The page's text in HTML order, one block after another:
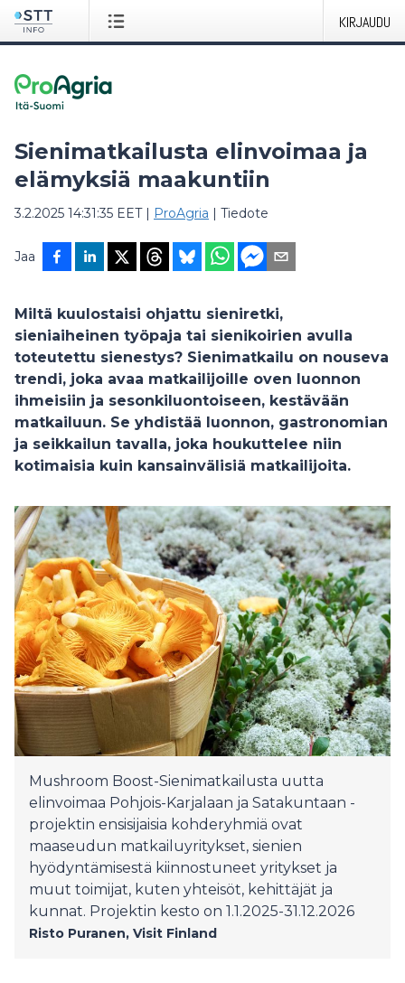
KIRJAUDU
Sienimatkailusta elinvoimaa ja
elämyksiä maakuntiin
3.2.2025 14:31:35 EET| ProAgria | Tiedote
Jaa
Miltä kuulostaisi ohjattu sieniretki,
sieniaiheinen työpaja tai sienikoirien avulla
toteutettu sienestys? Sienimatkailu on nouseva
trendi, joka avaa matkailijoille oven luonnon
ihmeisiin ja sesonkiluontoiseen, kestävään
matkailuun. Se yhdistää luonnon, gastronomian
ja seikkailun tavalla, joka houkuttelee niin
kotimaisia kuin kansainvälisiä matkailijoita.
Mushroom Boost-Sienimatkailusta uutta
elinvoimaa Pohjois-Karjalaan ja Satakuntaan -
projektin ensisijaisia kohderyhmiä ovat
maaseudun matkailuyritykset, sienien
hyödyntämisestä kiinnostuneet yritykset ja
muut toimijat, kuten yhteisöt, kehittäjät ja
kunnat. Projektin kesto on 1.1.2025-31.12.2026
Risto Puranen, Visit Finland